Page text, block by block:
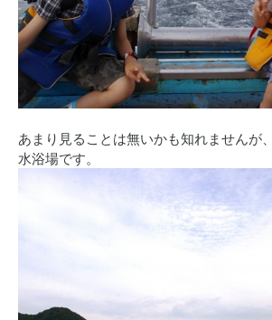
あまり見ることは無いかも知れませんが
水浴場です。